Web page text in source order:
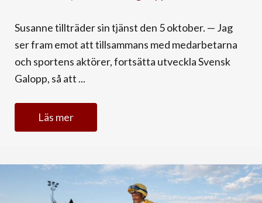
Susanne tillträder sin tjänst den 5 oktober. — Jag
ser fram emot att tillsammans med medarbetarna
och sportens aktörer, fortsätta utveckla Svensk
Galopp, så att ...
Läs mer